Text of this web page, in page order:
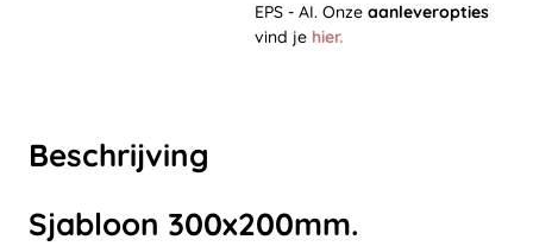
Beschrijving
Sjabloon 300x200mm.
EPS - AI. Onze aanleveropties
vind je hier.